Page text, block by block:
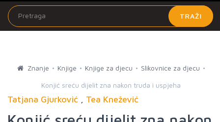
TRAŽI
Znanje Knjige Knjige za djecu Slikovnice za djecu
Konjić sreću dijelit zna nakon truda i uspjeha
Tatjana Gjurković Tea Knežević